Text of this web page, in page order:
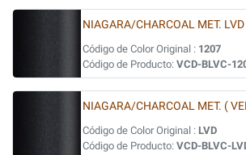
NIAGARA/CHARCOAL MET. LVD
Código de Color Original : 1207
Código de Producto: VCD-BLVC-
NIAGARA/CHARCOAL MET. (
Código de Color Original : LVD
Código de Producto: VCD-BLVC-